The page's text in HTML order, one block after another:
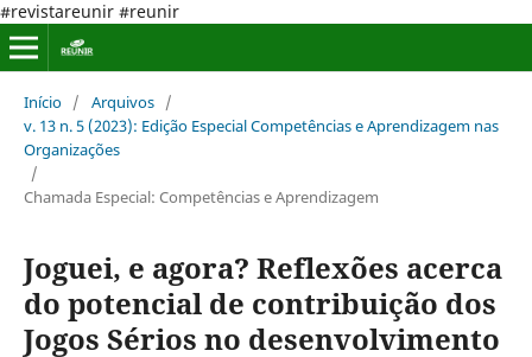
#revistareunir #reunir
Início / Arquivos /
v. 13 n. 5 (2023): Edição Especial Competências e Aprendizagem nas
Organizações
/
Chamada Especial: Competências e Aprendizagem
Joguei, e agora? Reflexões acerca
do potencial de contribuição dos
Jogos Sérios no desenvolvimento